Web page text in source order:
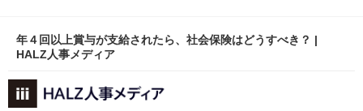
年４回以上賞与が支給されたら、社会保険はどうすべき？ |
HALZ人事メディア